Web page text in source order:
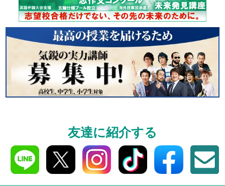
高3生・高2生・高1生対
資料請求・イベン
ら！
入学案内
東進の合格システ
費などをご紹介!!
友達に紹介する